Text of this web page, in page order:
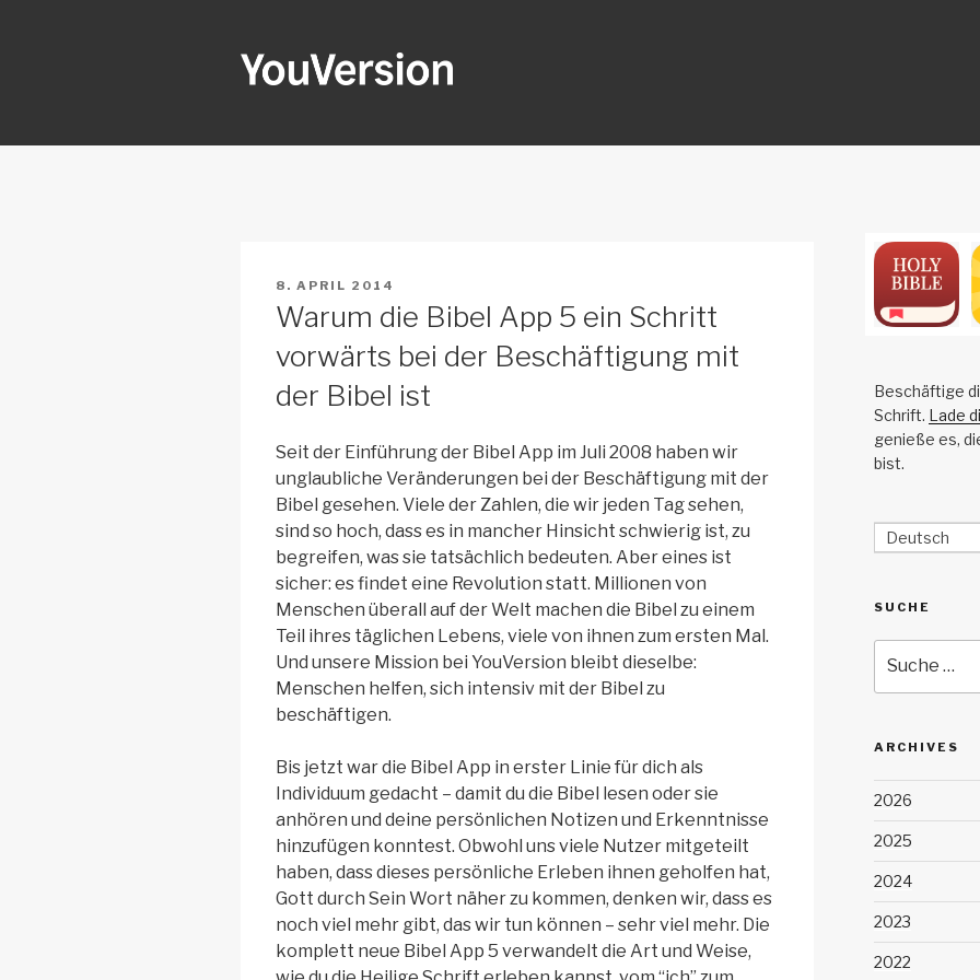
VERÖFFENTLICHT
8. APRIL 2014
Warum die Bibel App 5 ein Schritt
vorwärts bei der Beschäftigung mit
der Bibel ist
Seit der Einführung der Bibel App im Juli 2008 haben wir
unglaubliche Veränderungen bei der Beschäftigung mit der
Bibel gesehen. Viele der Zahlen, die wir jeden Tag sehen,
sind so hoch, dass es in mancher Hinsicht schwierig ist, zu
begreifen, was sie tatsächlich bedeuten. Aber eines ist
sicher: es findet eine Revolution statt. Millionen von
Menschen überall auf der Welt machen die Bibel zu einem
Teil ihres täglichen Lebens, viele von ihnen zum ersten Mal.
Und unsere Mission bei YouVersion bleibt dieselbe:
Menschen helfen, sich intensiv mit der Bibel zu
beschäftigen.
Bis jetzt war die Bibel App in erster Linie für dich als
Individuum gedacht – damit du die Bibel lesen oder sie
anhören und deine persönlichen Notizen und Erkenntnisse
hinzufügen konntest. Obwohl uns viele Nutzer mitgeteilt
haben, dass dieses persönliche Erleben ihnen geholfen hat,
Gott durch Sein Wort näher zu kommen, denken wir, dass es
noch viel mehr gibt, das wir tun können – sehr viel mehr. Die
komplett neue Bibel App 5 verwandelt die Art und Weise,
Beschäftige
Schrift. Lade
genieße es,
bist.
Deutsch
SUCHE
nach:
ARCHIVES
2026
2025
2024
2023
2022